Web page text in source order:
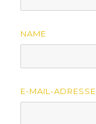
NAME
E-MAIL-ADRESSE